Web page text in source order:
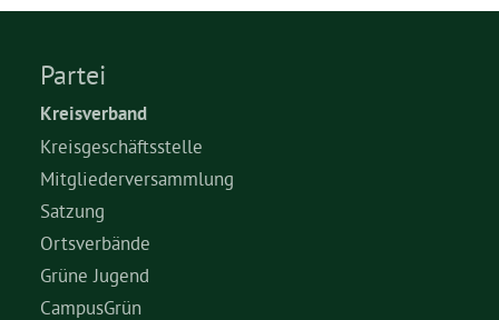
Partei
Kreisverband
Kreisgeschäftsstelle
Mitgliederversammlung
Satzung
Ortsverbände
Grüne Jugend
CampusGrün